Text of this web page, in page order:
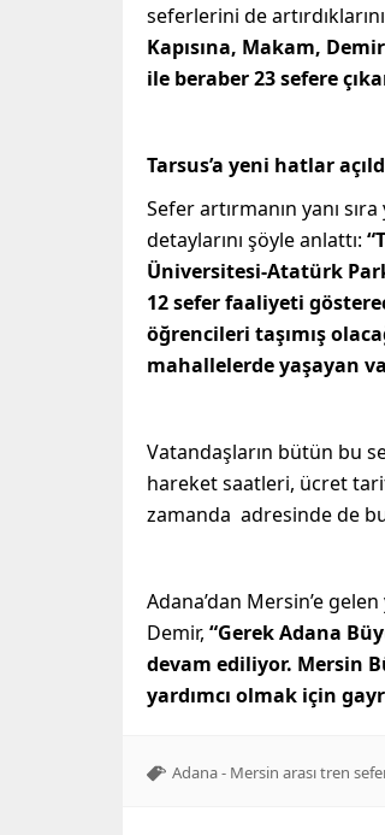
seferlerini de
Kapısına, Makam,
ile beraber 23 sefere
Tarsus’a yeni hatlar
Sefer artırmanın yanı
detaylarını şöyle anlattı:
Üniversitesi-Atatürk
12 sefer faaliyeti
öğrencileri taşımış
mahallelerde yaşayan
Vatandaşların bütün bu
hareket saatleri, ücret
zamanda adresinde de
Adana’dan Mersin’e
Demir, “Gerek Adana
devam ediliyor. Mersin
yardımcı olmak için
Adana - Mersin arası tren